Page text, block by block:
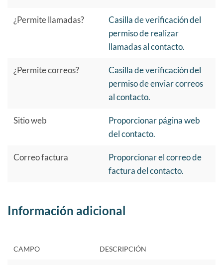
¿Permite llamadas?
Casilla de verificación del
permiso de realizar
llamadas al contacto.
¿Permite correos?
Casilla de verificación del
permiso de enviar correos
al contacto.
Sitio web
Proporcionar página web
del contacto.
Correo factura
Proporcionar el correo de
factura del contacto.
Información adicional
CAMPO DESCRIPCIÓN